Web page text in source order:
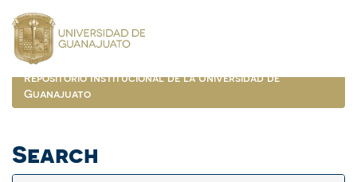
navigation
Repositorio Institucional de la Universidad de
Guanajuato
Search